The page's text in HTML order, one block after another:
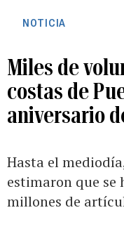
NOTICIA
Miles de
costas de
aniversario
Hasta el
estimaron que se
millones de